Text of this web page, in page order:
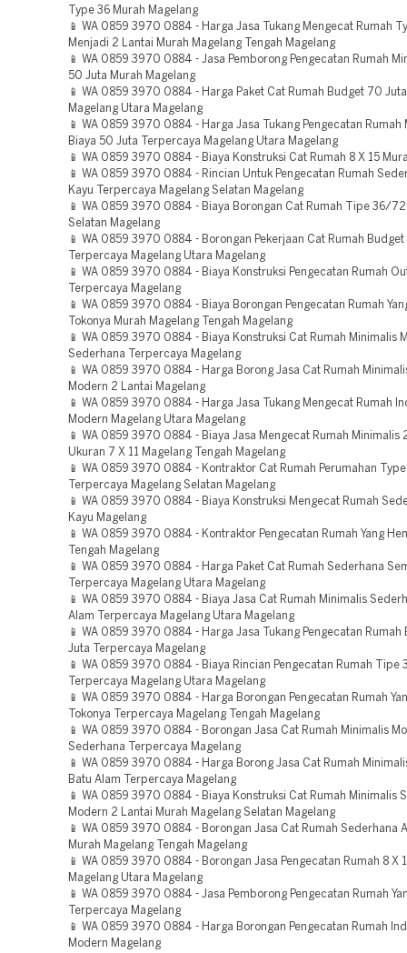
Type 36 Murah Magelang
📱 WA 0859 3970 0884 - Harga Jasa Tukang Mengecat Rumah
Menjadi 2 Lantai Murah Magelang Tengah Magelang
📱 WA 0859 3970 0884 - Jasa Pemborong Pengecatan Rumah
50 Juta Murah Magelang
📱 WA 0859 3970 0884 - Harga Paket Cat Rumah Budget 70
Magelang Utara Magelang
📱 WA 0859 3970 0884 - Harga Jasa Tukang Pengecatan Rumah
Biaya 50 Juta Terpercaya Magelang Utara Magelang
📱 WA 0859 3970 0884 - Biaya Konstruksi Cat Rumah 8 X 15
📱 WA 0859 3970 0884 - Rincian Untuk Pengecatan Rumah
Kayu Terpercaya Magelang Selatan Magelang
📱 WA 0859 3970 0884 - Biaya Borongan Cat Rumah Tipe 36/
Selatan Magelang
📱 WA 0859 3970 0884 - Borongan Pekerjaan Cat Rumah
Terpercaya Magelang Utara Magelang
📱 WA 0859 3970 0884 - Biaya Konstruksi Pengecatan Rumah
Terpercaya Magelang
📱 WA 0859 3970 0884 - Biaya Borongan Pengecatan Rumah
Tokonya Murah Magelang Tengah Magelang
📱 WA 0859 3970 0884 - Biaya Konstruksi Cat Rumah Minimalis
Sederhana Terpercaya Magelang
📱 WA 0859 3970 0884 - Harga Borong Jasa Cat Rumah
Modern 2 Lantai Magelang
📱 WA 0859 3970 0884 - Harga Jasa Tukang Mengecat Rumah
Modern Magelang Utara Magelang
📱 WA 0859 3970 0884 - Biaya Jasa Mengecat Rumah Minimalis
Ukuran 7 X 11 Magelang Tengah Magelang
📱 WA 0859 3970 0884 - Kontraktor Cat Rumah Perumahan
Terpercaya Magelang Selatan Magelang
📱 WA 0859 3970 0884 - Biaya Konstruksi Mengecat Rumah
Kayu Magelang
📱 WA 0859 3970 0884 - Kontraktor Pengecatan Rumah Yang
Tengah Magelang
📱 WA 0859 3970 0884 - Harga Paket Cat Rumah Sederhana
Terpercaya Magelang Utara Magelang
📱 WA 0859 3970 0884 - Biaya Jasa Cat Rumah Minimalis
Alam Terpercaya Magelang Utara Magelang
📱 WA 0859 3970 0884 - Harga Jasa Tukang Pengecatan Rumah
Juta Terpercaya Magelang
📱 WA 0859 3970 0884 - Biaya Rincian Pengecatan Rumah Tipe
Terpercaya Magelang Utara Magelang
📱 WA 0859 3970 0884 - Harga Borongan Pengecatan Rumah
Tokonya Terpercaya Magelang Tengah Magelang
📱 WA 0859 3970 0884 - Borongan Jasa Cat Rumah Minimalis
Sederhana Terpercaya Magelang
📱 WA 0859 3970 0884 - Harga Borong Jasa Cat Rumah
Batu Alam Terpercaya Magelang
📱 WA 0859 3970 0884 - Biaya Konstruksi Cat Rumah Minimalis
Modern 2 Lantai Murah Magelang Selatan Magelang
📱 WA 0859 3970 0884 - Borongan Jasa Cat Rumah Sederhana
Murah Magelang Tengah Magelang
📱 WA 0859 3970 0884 - Borongan Jasa Pengecatan Rumah 8 X
Magelang Utara Magelang
📱 WA 0859 3970 0884 - Jasa Pemborong Pengecatan Rumah
Terpercaya Magelang
📱 WA 0859 3970 0884 - Harga Borongan Pengecatan Rumah
Modern Magelang